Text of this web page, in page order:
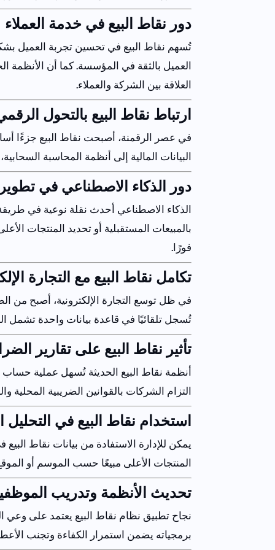
دور نقاط البيع في خدمة العملاء
تُسهم نقاط البيع في تحسين تجربة العميل
العميل بالثقة في المؤسسة.كما أن الأنظمة
العلاقة بين الشركة والعملاء.
ارتباط نقاط البيع بالتحول
في عصر الرقمنة، أصبحت نقاط البيع جزءًا
البيانات المالية إلى أنظمة المحاسبة السحابية
دور الذكاء الاصطناعي في
الذكاء الاصطناعي أحدث نقلة نوعية في
بالمبيعات المستقبلية أو تحديد المنتجات
فورًا.
تكامل نقاط البيع مع التجارة
في ظل توسع التجارة الإلكترونية، أصبح من
تُسجل تلقائيًا في قاعدة بيانات واحدة تشمل
تأثير نقاط البيع على تقارير
أنظمة نقاط البيع الحديثة تُسهل عملية حساب
التزام الشركات بالقوانين الضريبية المحلية
استخدام نقاط البيع في التحليل
يمكن للإدارة الاستفادة من بيانات نقاط البيع
المنتجات الأعلى مبيعًا حسب الموسم أو
تحديث الأنظمة وتدريب
نجاح تطبيق نظام نقاط البيع يعتمد على وعي
برمجياته يضمن استمرار الكفاءة وتجنب